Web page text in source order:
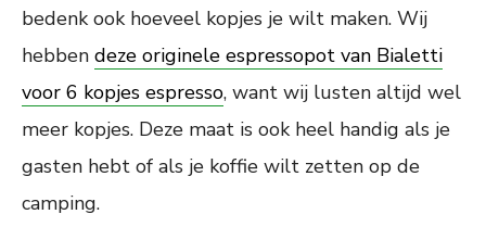
bedenk ook hoeveel kopjes je wilt maken. Wij
hebben deze originele espressopot van Bialetti
voor 6 kopjes espresso, want wij lusten altijd wel
meer kopjes. Deze maat is ook heel handig als je
gasten hebt of als je koffie wilt zetten op de
camping.